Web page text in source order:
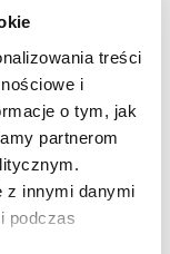
treści
i
o tym, jak
partnerom
z innymi danymi
podczas
drzwi